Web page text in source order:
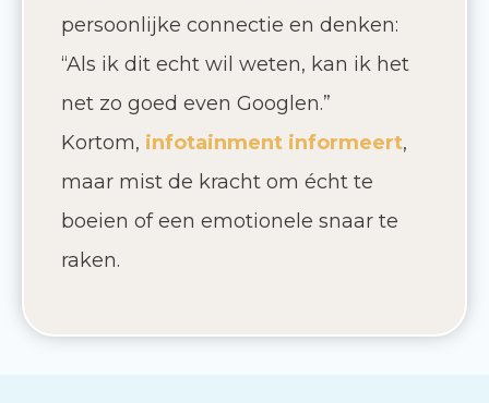
persoonlijke connectie en denken:
“Als ik dit echt wil weten, kan ik het
net zo goed even Googlen.”
Kortom, infotainment informeert,
maar mist de kracht om écht te
boeien of een emotionele snaar te
raken.